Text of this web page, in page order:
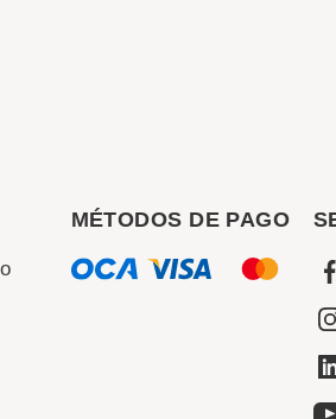
MÉTODOS DE PAGO